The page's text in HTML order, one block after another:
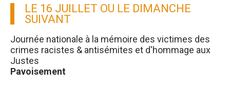
LE 16 JUILLET OU LE DIMANCHE
SUIVANT
Journée nationale à la mémoire des victimes des
crimes racistes & antisémites et d'hommage aux
Justes
Pavoisement